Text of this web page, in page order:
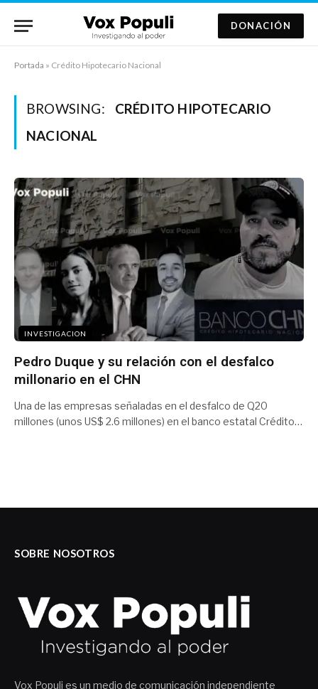
DONACIÓN
Portada » Crédito Hipotecario Nacional
BROWSING:
CRÉDITO HIPOTECARIO
NACIONAL
INVESTIGACION
Pedro Duque y su relación con el desfalco
millonario en el CHN
Una de las empresas señaladas en el desfalco de Q20
millones (unos US$ 2.6 millones) en el banco estatal Crédito…
SOBRE NOSOTROS
Vox Populi es un medio de comunicación independiente